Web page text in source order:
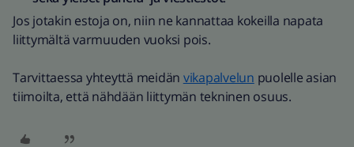
Jos jotakin estoja on, niin ne kannattaa kokeilla napata
liittymältä varmuuden vuoksi pois.
Tarvittaessa yhteyttä meidän vikapalvelun puolelle asian
tiimoilta, että nähdään liittymän tekninen osuus.